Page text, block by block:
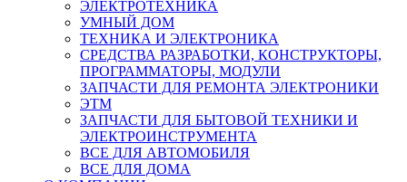
ЭЛЕКТРОТЕХНИКА
УМНЫЙ ДОМ
ТЕХНИКА И ЭЛЕКТРОНИКА
СРЕДСТВА РАЗРАБОТКИ, КОНСТРУКТОРЫ,
ПРОГРАММАТОРЫ, МОДУЛИ
ЗАПЧАСТИ ДЛЯ РЕМОНТА ЭЛЕКТРОНИКИ
ЭТМ
ЗАПЧАСТИ ДЛЯ БЫТОВОЙ ТЕХНИКИ И
ЭЛЕКТРОИНСТРУМЕНТА
ВСЕ ДЛЯ АВТОМОБИЛЯ
ВСЕ ДЛЯ ДОМА